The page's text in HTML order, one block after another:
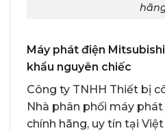
Máy phát điện
khẩu nguyên chiếc
Công ty TNHH Thiết bị
Nhà phân phối máy
chính hãng, uy tín tại